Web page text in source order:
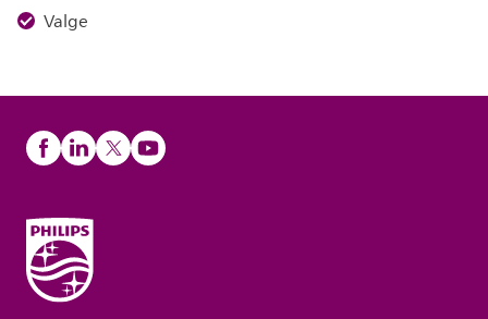
Valge